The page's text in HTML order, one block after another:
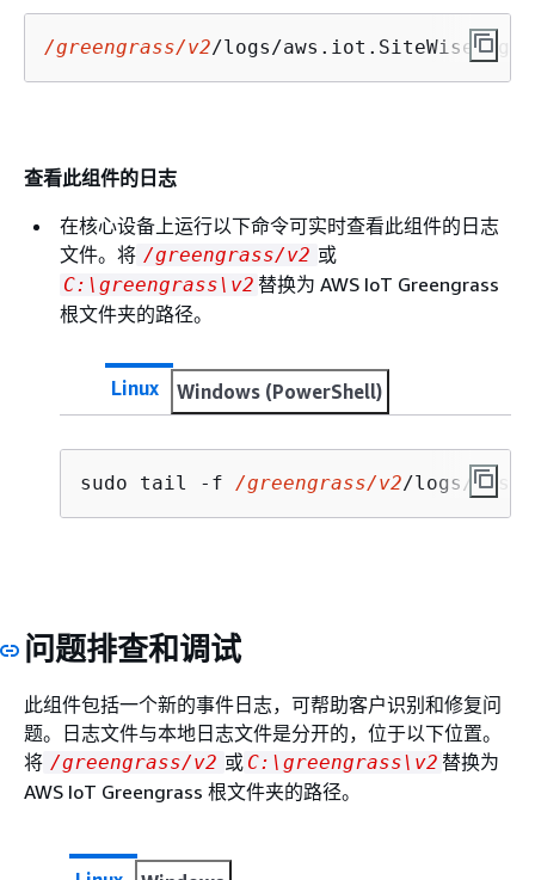
/greengrass/v2/logs/
查看此组件的日志
在核心设备上运行以下命令可实时查看此组件的日志
文件。将 /greengrass/v2 或
C:\greengrass\v2 替换为 AWS IoT Greengrass
根文件夹的路径。
Linux Windows (PowerShell)
sudo tail -f /greengrass/v2/logs/
问题排查和调试
此组件包括一个新的事件日志，可帮助客户识别和修复问
题。日志文件与本地日志文件是分开的，位于以下位置。
将 /greengrass/v2 或 C:\greengrass\v2 替换为
AWS IoT Greengrass 根文件夹的路径。